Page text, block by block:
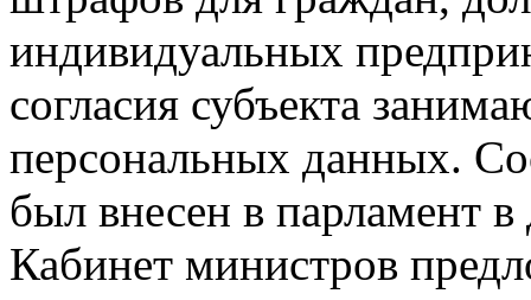
индивидуальных
согласия субъекта
персональных данных.
был внесен в парламент
Кабинет министров